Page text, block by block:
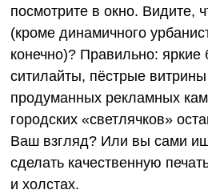
посмотрите в окно. Видите,
(кроме динамичного
конечно)? Правильно: яркие
ситилайты, пёстрые
продуманных рекламных
городских «светлячков»
Ваш взгляд? Или вы сами
сделать качественную
и холстах.